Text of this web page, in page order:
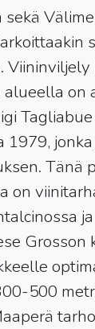
sekä
on
1979,
Tänä
on
Grosson
500